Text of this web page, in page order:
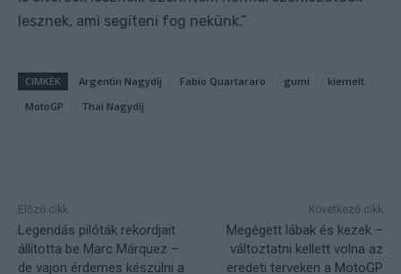
lesznek, ami segíteni fog nekünk.”
CIMKÉK Argentin Nagydíj Fabio Quartararo gumi
kiemelt
MotoGP
Thai Nagydíj
Előző cikk
Legendás pilóták rekordjait
állította be Marc Márquez –
de vajon érdemes készülni a
Következő cikk
Megégett lábak és kezek –
változtatni kellett volna az
eredeti terveken a MotoGP